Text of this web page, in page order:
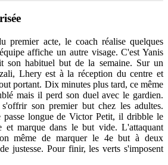
premier acte, le coach réalise quelques
affiche un autre visage. C'est Yanis
son habituel but de la semaine. Sur un
Lhery est à la réception du centre et
portant. Dix minutes plus tard, ce même
mais il perd son duel avec le gardien.
son premier but chez les adultes.
passe longue de Victor Petit, il dribble le
et marque dans le but vide. L'attaquant
même de marquer le 4e but à deux
justesse. Pour finir, les verts s'imposent